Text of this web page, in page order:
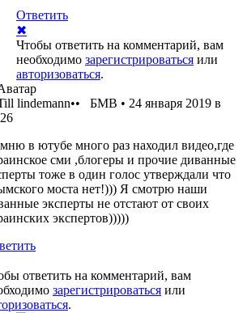
Ответить
✖
Чтобы ответить на комментарий, вам
необходимо зарегистрироваться или
авторизоваться.
lindemann•• БМВ • 24 января 2019 в
в ютубе много раз находил видео,где
сми ,блогеры и прочие диванные
тоже в один голос утверждали что
моста нет!))) Я смотрю наши
эксперты не отстают от своих
экспертов)))))
ответить на комментарий, вам
зарегистрироваться или
.